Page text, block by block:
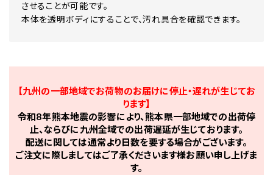
させることが可能です。
本体を透明ボディにすることで、汚れ具合を確認できます。
【九州の一部地域でお荷物のお届けに停止・遅れが生じてお
ります】
令和8年熊本地震の影響により、熊本県一部地域での出荷停
止、ならびに九州全域での出荷遅延が生じております。
配送に関しては通常より日数を要する場合がございます。
ご注文に際しましてはご了承くださいます様お願い申し上げま
す。